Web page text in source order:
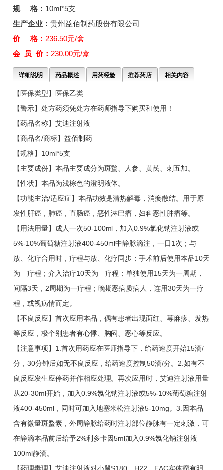
规 格： 10ml*5支
生产企业： 贵州益佰制药股份有限公司
价 格： 236.50元/盒
会 员 价： 230.00元/盒
详细说明 药品概述 用药经验 推荐药店 相关内容
【医保类型】医保乙类
【警示】处方药须凭处方在药师指导下购买和使用！
【药品名称】艾迪注射液
【商品名/商标】益佰制药
【规格】10ml*5支
【主要成份】本品主要成分为斑蝥、人参、黄芪、刺五加。
【性状】本品为浅棕色的澄明液体。
【功能主治/适应症】本品功效是清热解毒，消瘀散结。用于原
发性肝癌，肺癌，直肠癌，恶性淋巴瘤，妇科恶性肿瘤等。
【用法用量】成人一次50-100ml，加入0.9%氯化钠注射液或
5%-10%葡萄糖注射液400-450ml中静脉滴注，一日1次；与
放、化疗合用时，疗程与放、化疗同步；手术前后使用本品10天
为—疗程；介入治疗10天为—疗程；单独使用15天为一周期，
间隔3天，2周期为一疗程；晚期恶病质病人，连用30天为一疗
程，或视病情而定。
【不良反应】首次应用本品，偶有患者出现面红、荨麻疹、发热
等反应，极个别患者有心悸、胸闷、恶心等反应。
【注意事项】1.首次用药应在医师指导下，给药速度开始15滴/
分，30分钟后如无不良反应，给药速度控制50滴/分。2.如有不
良反应发生应停药并作相应处理。再次应用时，艾迪注射液用量
从20-30ml开始，加入0.9%氯化钠注射液或5%-10%葡萄糖注射
液400-450ml，同时可加入地塞米松注射液5-10mg。3.因本品
含有微量斑蝥素，外周静脉给药时注射部位静脉有一定刺激，可
在静滴本品前后给予2%利多卡因5ml加入0.9%氯化钠注射液
100ml静滴。
【药理毒理】艾迪注射液对小鼠S180、H22、EAC实体瘤有明